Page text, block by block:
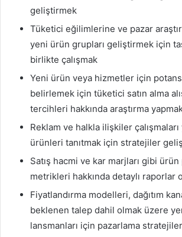
geliştirmek
Tüketici eğilimlerine ve pazar
yeni ürün grupları geliştirmek için
birlikte çalışmak
Yeni ürün veya hizmetler için
belirlemek için tüketici satın alma
tercihleri ​​hakkında araştırma
Reklam ve halkla ilişkiler
ürünleri tanıtmak için stratejiler
Satış hacmi ve kar marjları gibi
metrikleri hakkında detaylı raporlar
Fiyatlandırma modelleri, dağıtım
beklenen talep dahil olmak üzere
lansmanları için pazarlama